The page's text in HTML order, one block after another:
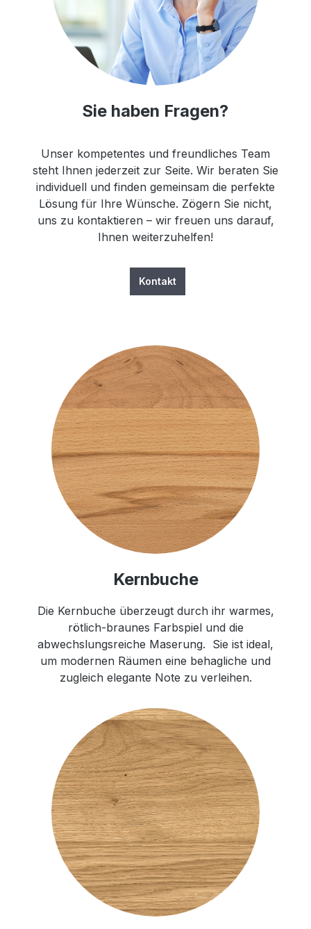
Sie haben Fragen?
Unser kompetentes und freundliches Team
steht Ihnen jederzeit zur Seite. Wir beraten Sie
individuell und finden gemeinsam die perfekte
Lösung für Ihre Wünsche. Zögern Sie nicht,
uns zu kontaktieren – wir freuen uns darauf,
Ihnen weiterzuhelfen!
Kontakt
Kernbuche
Die Kernbuche überzeugt durch ihr warmes,
rötlich-braunes Farbspiel und die
abwechslungsreiche Maserung. Sie ist ideal,
um modernen Räumen eine behagliche und
zugleich elegante Note zu verleihen.